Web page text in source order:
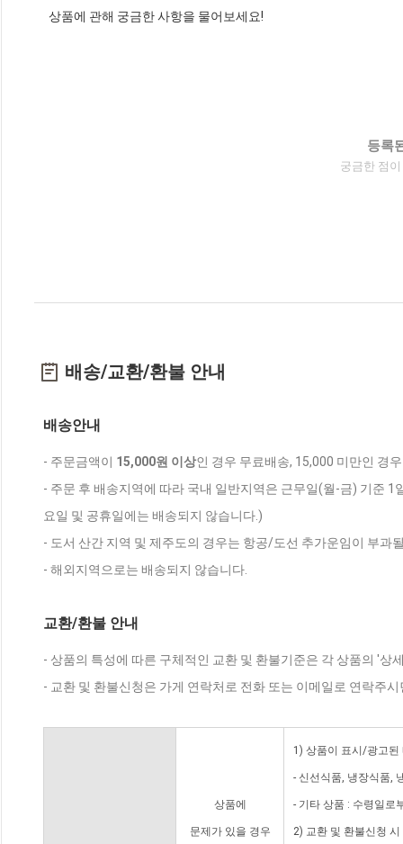
상품에 관해 궁금한 사항을 물어보세요!
등록
궁금한 점
배송/교환/환불 안내
배송안내
- 주문금액이 15,000원 이상인 경우 무료배송, 15,000 미만인 경
- 주문 후 배송지역에 따라 국내 일반지역은 근무일(월-금) 기준
요일 및 공휴일에는 배송되지 않습니다.)
- 도서 산간 지역 및 제주도의 경우는 항공/도선 추가운임이 부과
- 해외지역으로는 배송되지 않습니다.
교환/환불 안내
- 상품의 특성에 따른 구체적인 교환 및 환불기준은 각 상품의 '상
- 교환 및 환불신청은 가게 연락처로 전화 또는 이메일로 연락주
상품에
문제가 있을 경우
1) 상품이 표시/광고된
- 신선식품, 냉장식품,
- 기타 상품 : 수령일로
2) 교환 및 환불신청